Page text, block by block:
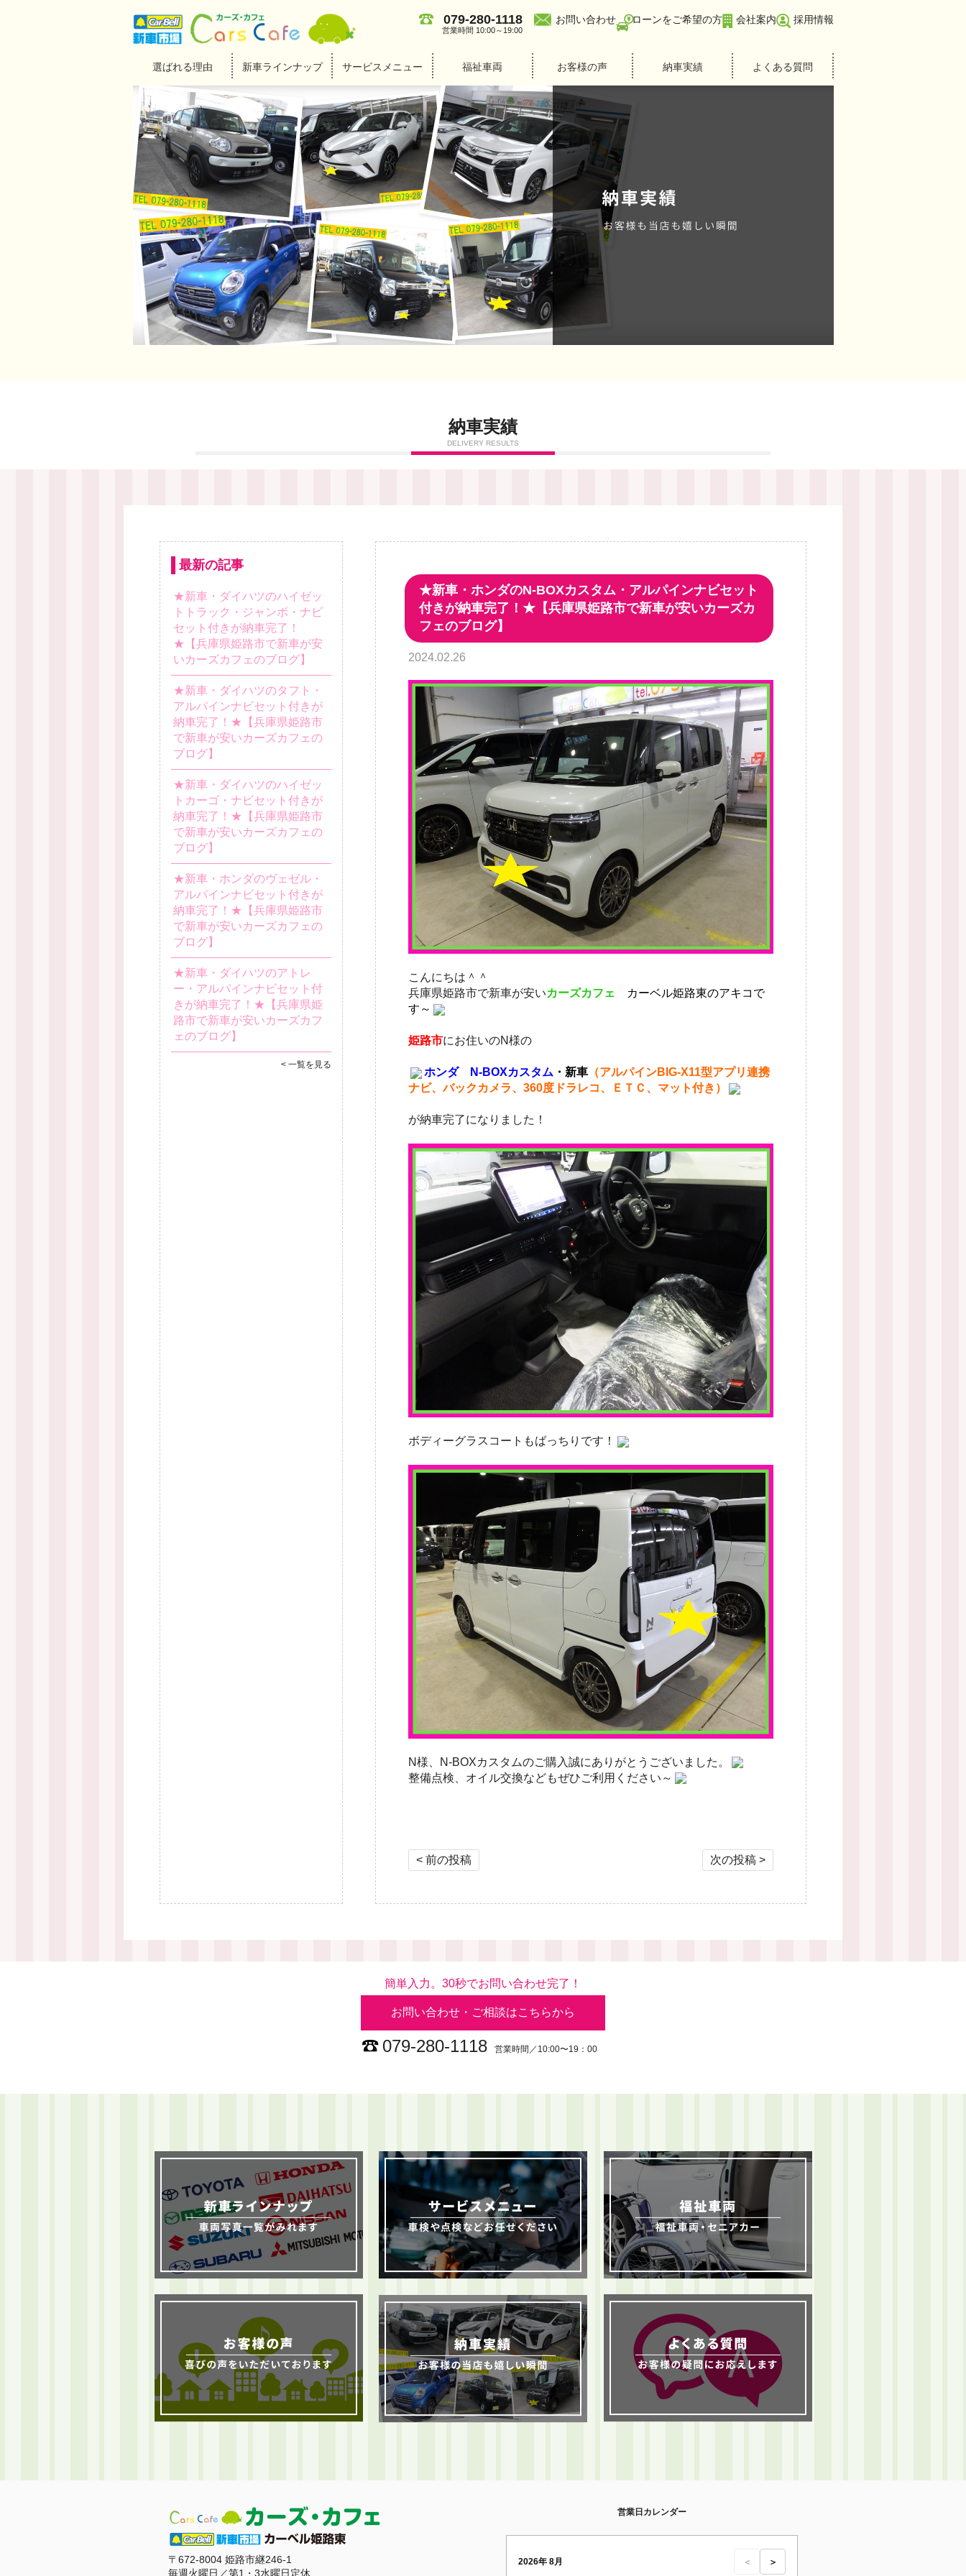
079-280-1118
営業時間 10:00～19:00
お問い合わせ ローンをご希望の方 会社案内 採用情報
選ばれる理由 新車ラインナップ サービスメニュー 福祉車両 お客様の声 納車実績 よくある質問
納車実績
DELIVERY RESULTS
★新車・ホンダのN-BOXカスタム・アルパインナビセット
付きが納車完了！★【兵庫県姫路市で新車が安いカーズカ
フェのブログ】
2024.02.26
こんにちは＾＾
兵庫県姫路市で新車が安いカーズカフェ
カーベル姫路東のアキコで
す～
姫路市にお住いのN様の
ホンダ N-BOXカスタム ・新車 （アルパインBIG-X11型アプリ連携
ナビ、バックカメラ、360度ドラレコ、ＥＴＣ、マット付き）
が納車完了になりました！
ボディーグラスコートもばっちりです！
N様、N-BOXカスタムのご購入誠にありがとうございました。
整備点検、オイル交換などもぜひご利用ください～
投稿ナビゲーション
< 前の投稿 次の投稿 >
最新の記事
★新車・ダイハツのハイゼッ
トトラック・ジャンボ・ナビ
セット付きが納車完了！
★【兵庫県姫路市で新車が安
いカーズカフェのブログ】
★新車・ダイハツのタフト・
アルパインナビセット付きが
納車完了！★【兵庫県姫路市
で新車が安いカーズカフェの
ブログ】
★新車・ダイハツのハイゼッ
トカーゴ・ナビセット付きが
納車完了！★【兵庫県姫路市
で新車が安いカーズカフェの
ブログ】
★新車・ホンダのヴェゼル・
アルパインナビセット付きが
納車完了！★【兵庫県姫路市
で新車が安いカーズカフェの
ブログ】
★新車・ダイハツのアトレ
ー・アルパインナビセット付
きが納車完了！★【兵庫県姫
路市で新車が安いカーズカフ
ェのブログ】
< 一覧を見る
簡単入力。30秒でお問い合わせ完了！
お問い合わせ・ご相談はこちらから
079-280-1118 営業時間／10:00〜19：00
〒672-8004 姫路市継246-1
毎週火曜日／第1・3水曜日定休
営業日カレンダー
2026年 8月 ＜ ＞